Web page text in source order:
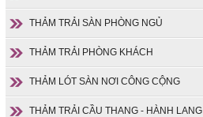
THẢM TRẢI SÀN PHÒNG NGỦ
THẢM TRẢI PHÒNG KHÁCH
THẢM LÓT SÀN NƠI CÔNG CỘNG
THẢM TRẢI CẦU THANG - HÀNH LANG